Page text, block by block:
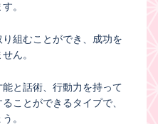
。
組むことができ、成功を
ん。
と話術、行動力を持って
ことができるタイプで、
。